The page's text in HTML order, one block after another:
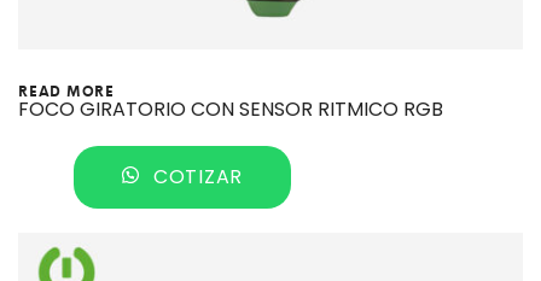
READ MORE
FOCO GIRATORIO CON SENSOR RITMICO RGB
COTIZAR